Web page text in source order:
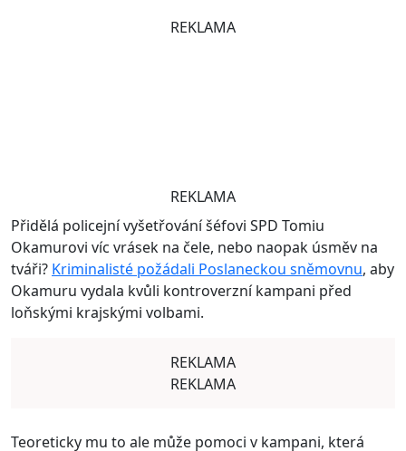
REKLAMA
REKLAMA
Přidělá policejní vyšetřování šéfovi SPD Tomiu
Okamurovi víc vrásek na čele, nebo naopak úsměv na
tváři? Kriminalisté požádali Poslaneckou sněmovnu, aby
Okamuru vydala kvůli kontroverzní kampani před
loňskými krajskými volbami.
REKLAMA
REKLAMA
Teoreticky mu to ale může pomoci v kampani, která